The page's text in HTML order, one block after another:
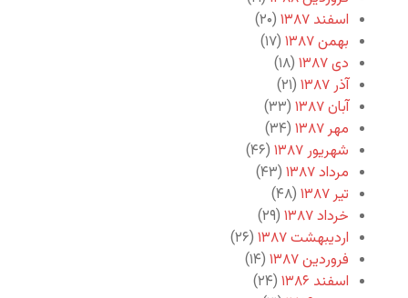
اسفند ۱۳۸۷
(۲۰)
بهمن ۱۳۸۷
(۱۷)
دی ۱۳۸۷
(۱۸)
آذر ۱۳۸۷
(۲۱)
آبان ۱۳۸۷
(۳۳)
مهر ۱۳۸۷
(۳۴)
شهریور ۱۳۸۷
(۴۶)
مرداد ۱۳۸۷
(۴۳)
تیر ۱۳۸۷
(۴۸)
خرداد ۱۳۸۷
(۲۹)
اردیبهشت ۱۳۸۷
(۲۶)
فروردین ۱۳۸۷
(۱۴)
اسفند ۱۳۸۶
(۲۴)